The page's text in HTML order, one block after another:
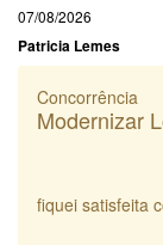
07/08/2026
Patricia Lemes
Concorrência
Modernizar
fiquei satisfeita